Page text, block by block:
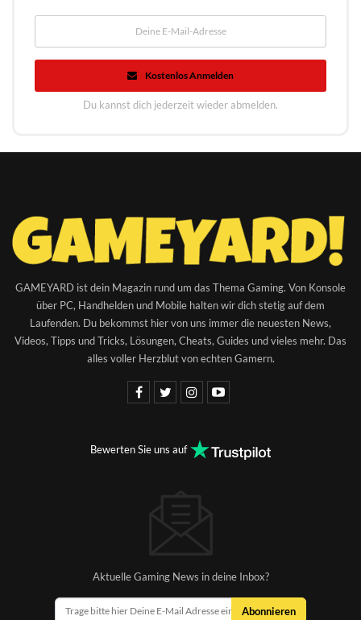
Kostenlos Anmelden
Du kannst dich jederzeit wieder abmelden.
GAMEYARD ist dein Magazin rund um das Thema Gaming. Von Konsole
über PC, Handhelden und Mobile halten wir dich stetig auf dem
Laufenden. Du bekommst hier von uns immer die neuesten News,
Videos, Tipps und Tricks, Lösungen, Cheats, Guides und vieles mehr. Das
alles voller Herzblut von echten Gamern.
Bewerten Sie uns auf
Aktuelle Gaming News in deine Inbox?
Abonnieren